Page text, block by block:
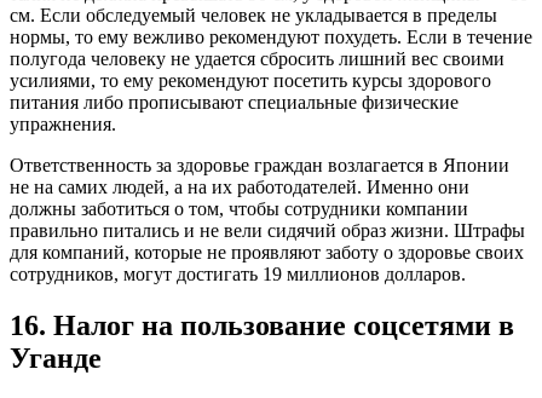
см. Если обследуемый человек не укладывается в пределы
нормы, то ему вежливо рекомендуют похудеть. Если в течение
полугода человеку не удается сбросить лишний вес своими
усилиями, то ему рекомендуют посетить курсы здорового
питания либо прописывают специальные физические
упражнения.
Ответственность за здоровье граждан возлагается в Японии
не на самих людей, а на их работодателей. Именно они
должны заботиться о том, чтобы сотрудники компании
правильно питались и не вели сидячий образ жизни. Штрафы
для компаний, которые не проявляют заботу о здоровье своих
сотрудников, могут достигать 19 миллионов долларов.
16. Налог на пользование соцсетями в
Уганде